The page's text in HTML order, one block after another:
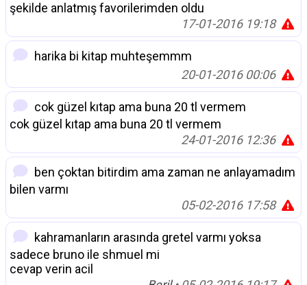
şekilde anlatmış favorilerimden oldu
17-01-2016 19:18
harika bi kitap muhteşemmm
20-01-2016 00:06
cok güzel kıtap ama buna 20 tl vermem
cok güzel kıtap ama buna 20 tl vermem
24-01-2016 12:36
ben çoktan bitirdim ama zaman ne anlayamadım
bilen varmı
05-02-2016 17:58
kahramanların arasında gretel varmı yoksa
sadece bruno ile shmuel mi
cevap verin acil